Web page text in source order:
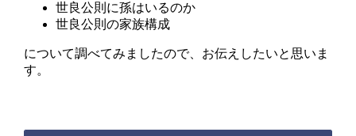
世良公則に孫はいるのか
世良公則の家族構成
について調べてみましたので、お伝えしたいと思いま
す。